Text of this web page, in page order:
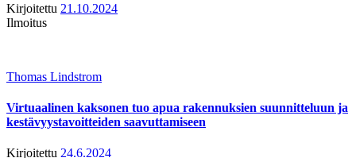
Kirjoitettu 21.10.2024
Ilmoitus
Thomas Lindstrom
Virtuaalinen kaksonen tuo apua rakennuksien suunnitteluun ja
kestävyystavoitteiden saavuttamiseen
Kirjoitettu 24.6.2024